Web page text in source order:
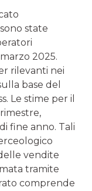
state
2025.
rilevanti nei
base del
Le stime per il
fine anno. Tali
vendite
tramite
comprende